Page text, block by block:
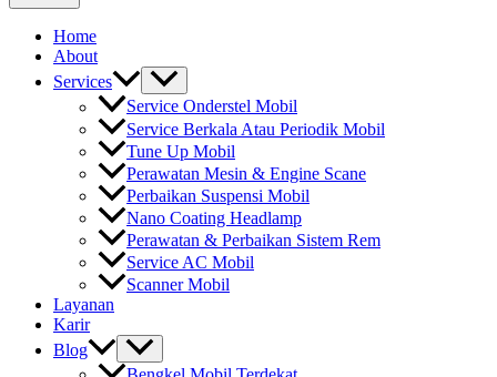
Home
About
Services
Service Onderstel Mobil
Service Berkala Atau Periodik Mobil
Tune Up Mobil
Perawatan Mesin & Engine Scane
Perbaikan Suspensi Mobil
Nano Coating Headlamp
Perawatan & Perbaikan Sistem Rem
Service AC Mobil
Scanner Mobil
Layanan
Karir
Blog